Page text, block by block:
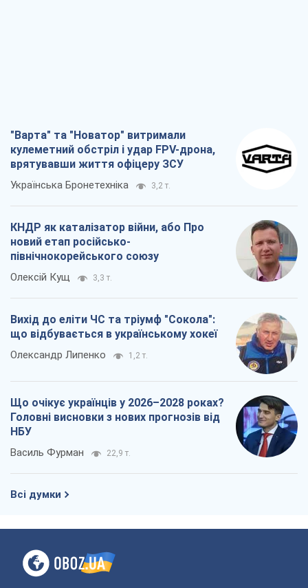
"Варта" та "Новатор" витримали
кулеметний обстріл і удар FPV-дрона,
врятувавши життя офіцеру ЗСУ
Українська Бронетехніка 3,2 т.
КНДР як каталізатор війни, або Про
новий етап російсько-
північнокорейського союзу
Олексій Кущ 3,3 т.
Вихід до еліти ЧС та тріумф "Сокола":
що відбувається в українському хокеї
Олександр Липенко 1,2 т.
Що очікує українців у 2026–2028 роках?
Головні висновки з нових прогнозів від
НБУ
Василь Фурман 22,9 т.
Всі думки